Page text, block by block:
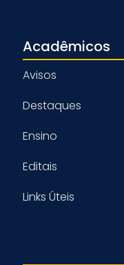
Acadêmicos
Avisos
Destaques
Ensino
Editais
Links Úteis